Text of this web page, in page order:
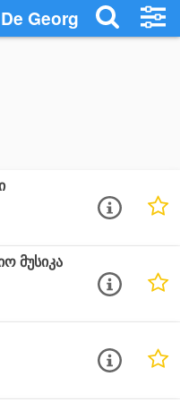
Georgia
მუსიკა